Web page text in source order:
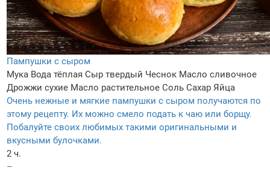
Пампушки с сыром
Мука Вода тёплая Сыр твердый Чеснок Масло сливочное
Дрожжи сухие Масло растительное Соль Сахар Яйца
Очень нежные и мягкие пампушки с сыром получаются по
этому рецепту. Их можно смело подать к чаю или борщу.
Побалуйте своих любимых такими оригинальными и
вкусными булочками.
2 ч.
–